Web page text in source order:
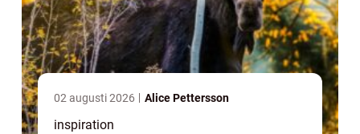
02 augusti 2026 Alice Pettersson
inspiration